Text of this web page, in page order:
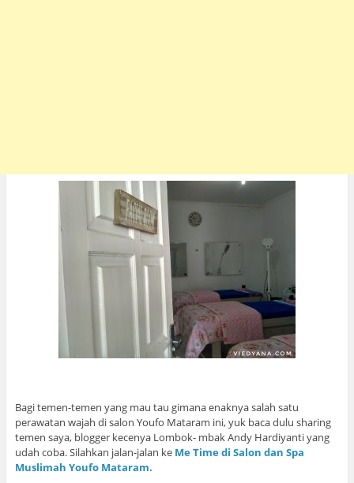
Bagi temen-temen yang mau tau gimana enaknya salah satu
perawatan wajah di salon Youfo Mataram ini, yuk baca dulu sharing
temen saya, blogger kecenya Lombok- mbak Andy Hardiyanti yang
udah coba. Silahkan jalan-jalan ke Me Time di Salon dan Spa
Muslimah Youfo Mataram.